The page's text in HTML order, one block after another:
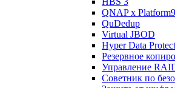
QNAP x Platform9
QuDedup
Virtual JBOD
Hyper Data
Резервное
Управление
Советник по